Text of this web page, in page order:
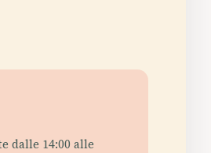
dalle 14:00 alle